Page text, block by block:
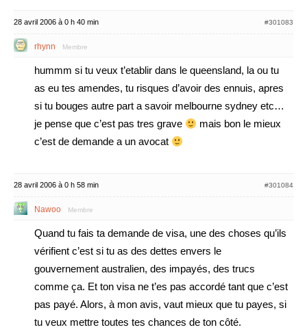
28 avril 2006 à 0 h 40 min #301083
rhynn Membre
hummm si tu veux t’etablir dans le queensland, la ou tu
as eu tes amendes, tu risques d’avoir des ennuis, apres
si tu bouges autre part a savoir melbourne sydney etc…
je pense que c’est pas tres grave
mais bon le mieux
c’est de demande a un avocat
28 avril 2006 à 0 h 58 min #301084
Nawoo Membre
Quand tu fais ta demande de visa, une des choses qu’ils
vérifient c’est si tu as des dettes envers le
gouvernement australien, des impayés, des trucs
comme ça. Et ton visa ne t’es pas accordé tant que c’est
pas payé. Alors, à mon avis, vaut mieux que tu payes, si
tu veux mettre toutes tes chances de ton côté.